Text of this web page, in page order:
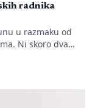
radnika
u razmaku od
Ni skoro dva
nesreća, niti je
sprovodi